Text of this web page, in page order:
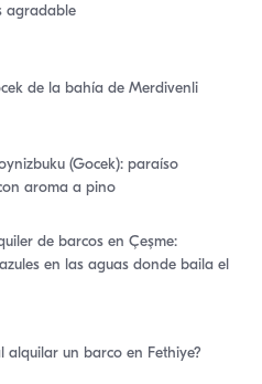
agradable
de la bahía de Merdivenli
(Gocek): paraíso
aroma a pino
de barcos en Çeşme:
en las aguas donde baila el
alquilar un barco en Fethiye?